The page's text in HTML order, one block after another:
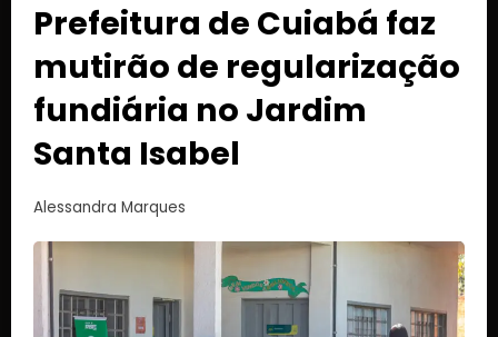
Prefeitura de Cuiabá faz
mutirão de regularização
fundiária no Jardim
Santa Isabel
Alessandra Marques